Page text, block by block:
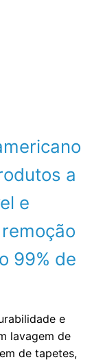
a
e
99% de
e
lavagem de
de tapetes,